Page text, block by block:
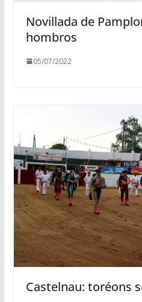
Novillada de
hombros
05/07/2022
Castelnau: toréons